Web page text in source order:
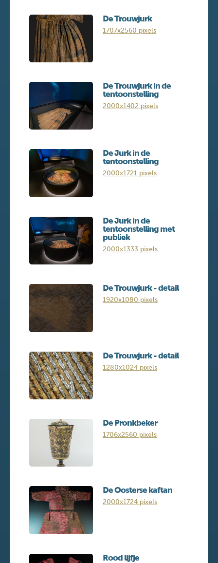
De Trouwjurk
1707x2560 pixels
De Trouwjurk in de
tentoonstelling
2000x1402 pixels
De Jurk in de
tentoonstelling
2000x1721 pixels
De Jurk in de
tentoonstelling met
publiek
2000x1333 pixels
De Trouwjurk - detail
1920x1080 pixels
De Trouwjurk - detail
1280x1024 pixels
De Pronkbeker
1706x2560 pixels
De Oosterse kaftan
2000x1724 pixels
Rood lijfje